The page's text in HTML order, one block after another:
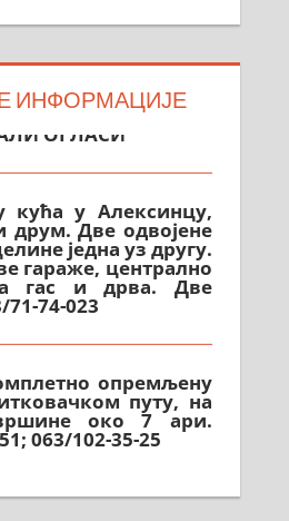
ИНФОРМАЦИЈЕ
ОГЛАСИ
кућа у Алексинцу,
друм. Две одвојене
једна уз другу.
гараже, централно
гас и дрва. Две
71-74-023
опремљену
путу, на
око 7 ари.
063/102-35-25
кућа површине 160